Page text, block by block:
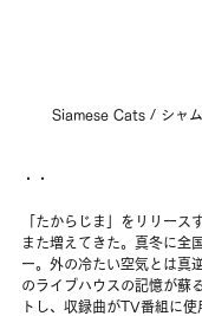
Siamese Cats / シャ
・・
「たからじま」をリリース
また増えてきた。真冬に全
ー。外の冷たい空気とは真
のライブハウスの記憶が蘇
トし、収録曲がTV番組に